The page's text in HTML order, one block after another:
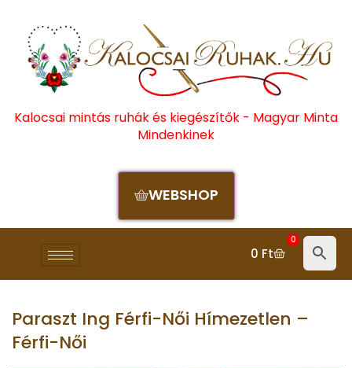
Kalocsai mintás ruhák és kiegészítők - Magyar Minta
Mindenkinek
WEBSHOP
0 Ft
0
Paraszt Ing Férfi-Női Hímezetlen –
Férfi-Női